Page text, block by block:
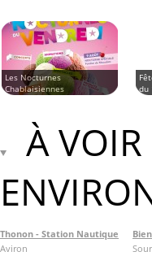
Les Nocturnes
Chablaisiennes
du
À
Thonon - Station Nautique
Aviron